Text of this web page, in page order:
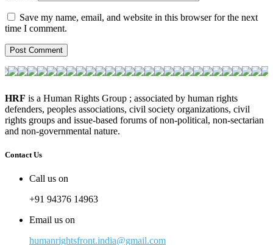
Save my name, email, and website in this browser for the next
time I comment.
HRF is a Human Rights Group ; associated by human rights
defenders, peoples associations, civil society organizations, civil
rights groups and issue-based forums of non-political, non-sectarian
and non-governmental nature.
Contact Us
Call us on
+91 94376 14963
Email us on
humanrightsfront.india@gmail.com